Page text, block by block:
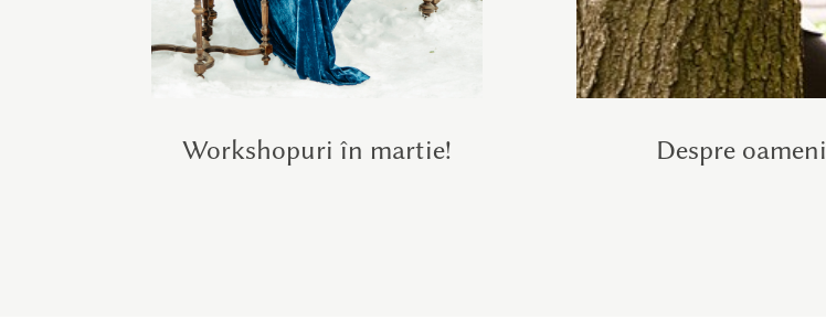
Workshopuri în martie! Despre oameni